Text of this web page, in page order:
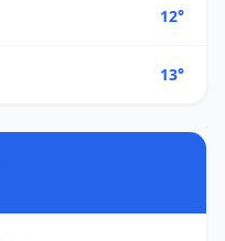
12°
13°